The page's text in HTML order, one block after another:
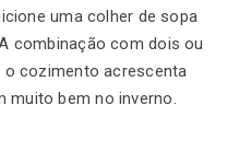
uma colher de sopa
combinação com dois ou
cozimento acrescenta
muito bem no inverno.